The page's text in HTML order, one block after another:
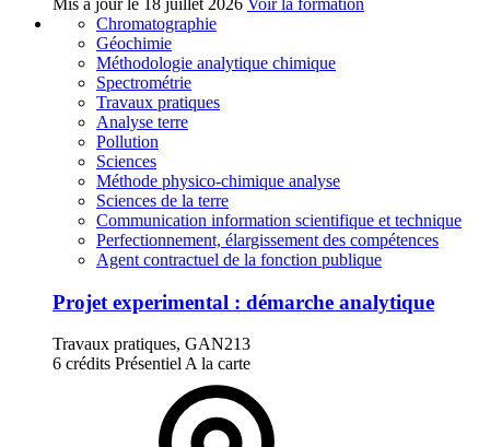
Mis à jour le 18 juillet 2026 Voir la formation
Chromatographie
Géochimie
Méthodologie analytique chimique
Spectrométrie
Travaux pratiques
Analyse terre
Pollution
Sciences
Méthode physico-chimique analyse
Sciences de la terre
Communication information scientifique et technique
Perfectionnement, élargissement des compétences
Agent contractuel de la fonction publique
Projet experimental : démarche analytique
Travaux pratiques, GAN213
6 crédits PrésentielA la carte